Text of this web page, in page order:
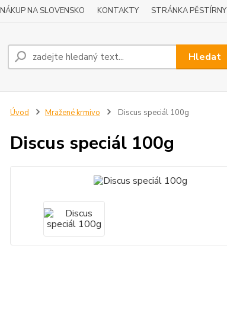
NÁKUP NA SLOVENSKO KONTAKTY STRÁNKA PĚSTÍRNY
Hledat
Úvod Mražené krmivo Discus speciál 100g
Discus speciál 100g